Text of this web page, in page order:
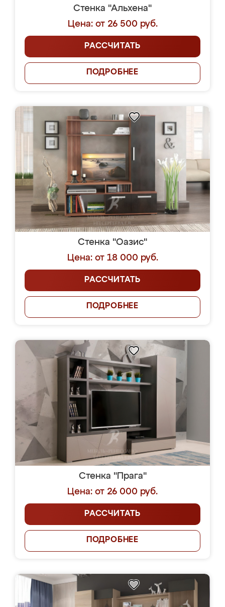
Стенка "Альхена"
Цена: от 26 500 руб.
РАССЧИТАТЬ
ПОДРОБНЕЕ
Стенка "Оазис"
Цена: от 18 000 руб.
РАССЧИТАТЬ
ПОДРОБНЕЕ
Стенка "Прага"
Цена: от 26 000 руб.
РАССЧИТАТЬ
ПОДРОБНЕЕ